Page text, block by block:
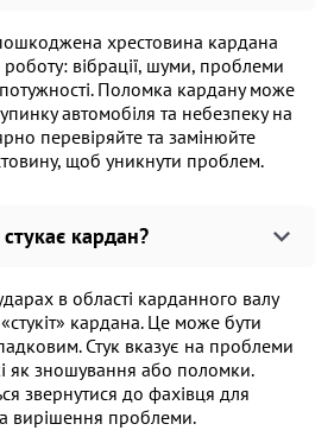
хрестовина кардана
вібрації, шуми, проблеми
Поломка кардану може
автомобіля та небезпеку на
перевіряйте та замінюйте
щоб уникнути проблем.
кардан?
в області карданного валу
кардана. Це може бути
Стук вказує на проблеми
як зношування або поломки.
звернутися до фахівця для
вирішення проблеми.